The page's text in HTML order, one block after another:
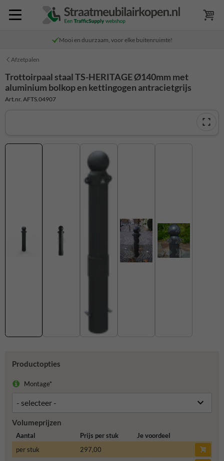
Mooi en duurzaam, voor elke buitenruimte!
Afzetpalen
Trottoirpaal staal TS-HERITAGE Ø140mm met
aluminium bolkop en kettingogen antracietgrijs
Art.nr. AFTS.04907
Productopties
Montage*
Volumeprijzen
Aantal Prijs per stuk
Je voordeel
per stuk
297,00